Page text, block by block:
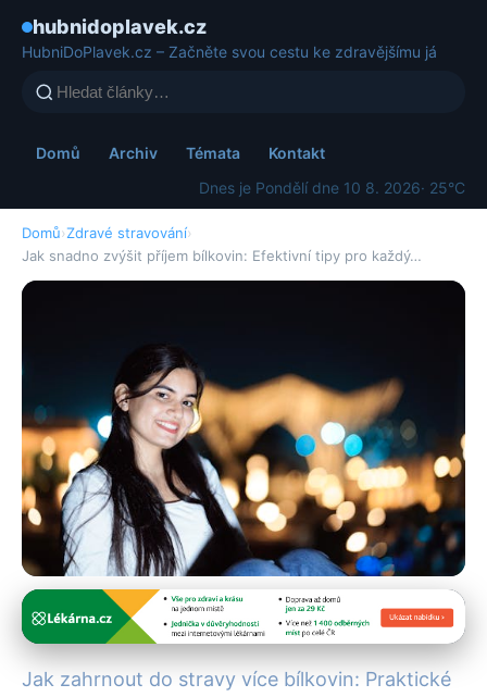
hubnidoplavek.cz
HubniDoPlavek.cz – Začněte svou cestu ke zdravějšímu já
Domů Archiv Témata
Kontakt
Dnes je Pondělí dne 10 8. 2026· 25°C
Domů›Zdravé stravování›
Jak snadno zvýšit příjem bílkovin: Efektivní tipy pro každý…
Zdravé stravování
Jak snadno zvýšit příjem
Jak zahrnout do stravy více bílkovin: Praktické